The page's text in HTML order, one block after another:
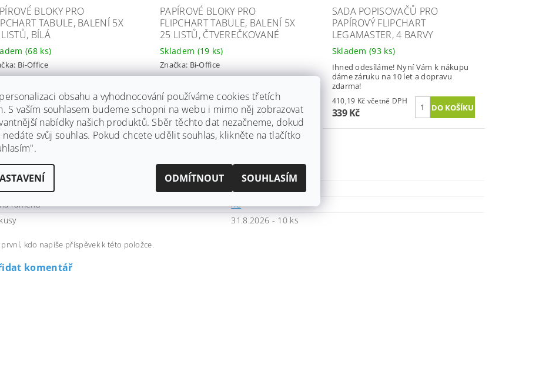
BLOKY PRO
TABULE, BALENÍ 5X
BÍLÁ
(68 ks)
Bi-Office
1 210 Kč včetně DPH
Kč
PAPÍROVÉ BLOKY PRO
FLIPCHART TABULE, BALENÍ 5X
25 LISTŮ, ČTVEREČKOVANÉ
Skladem (19 ks)
Značka: Bi-Office
zdarma!
1 736,35 Kč včetně DPH
1 435 Kč
SADA POPISOVAČŮ PRO
PAPÍROVÝ FLIPCHART
LEGAMASTER, 4 BARVY
Skladem(93 ks)
Ihned odesíláme! Nyní Vám k nákupu
dáme záruku na 10 let a dopravu
zdarma!
410,19 Kč včetně DPH
339 Kč
trojnožka
nemagnetický
ramena
ne
31.8.2026 - 10 ks
kdo napíše příspěvek k této položce.
komentář
obsahu a vyhodnocování používáme cookies třetích
S vaším souhlasem budeme schopni na webu i mimo něj zobrazovat
nabídky našich produktů. Sběr těchto dat nezačneme, dokud
nedáte svůj souhlas. Pokud chcete udělit souhlas, klikněte na tlačítko
ODMÍTNOUT SOUHLASÍM